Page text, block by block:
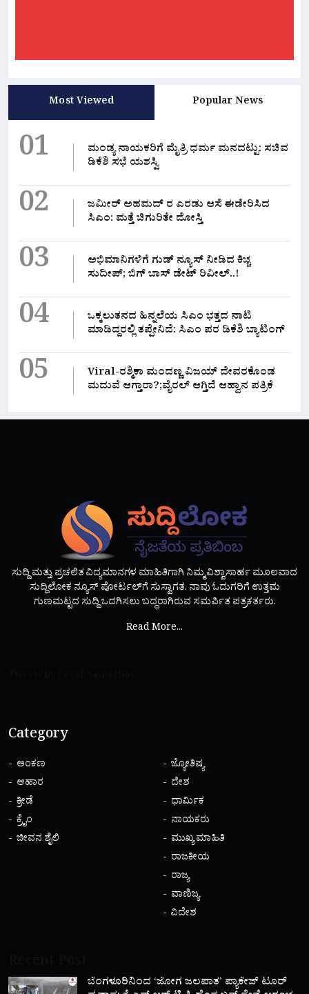
Most Viewed Popular News
01
ಮಂಡ್ಯ ನಾಯಕರಿಗೆ ಮೈತ್ರಿ ಧರ್ಮ ಮನದಟ್ಟು: ಸಚಿವ
ಡಿಕೆಶಿ ಸಭೆ ಯಶಸ್ವಿ
02
ಜಮೀರ್ ಅಹಮದ್ ರ ಎರಡು ಆಸೆ ಈಡೇರಿಸಿದ
ಸಿಎಂ: ಮತ್ತೆ ಚಿಗುರಿತೇ ದೋಸ್ತಿ
03
ಅಭಿಮಾನಿಗಳಿಗೆ ಗುಡ್ ನ್ಯೂಸ್ ನೀಡಿದ ಕಿಚ್ಚ
ಸುದೀಪ್; ಬಿಗ್ ಬಾಸ್ ಡೇಟ್ ರಿವೀಲ್..!
04
ಒಕ್ಕಲುತನದ ಹಿನ್ನಲೆಯ ಸಿಎಂ ಭತ್ತದ ನಾಟಿ
ಮಾಡಿದ್ದರಲ್ಲಿ‌ ತಪ್ಪೇನಿದೆ: ಸಿಎಂ ಪರ ಡಿಕೆಶಿ ಬ್ಯಾಟಿಂಗ್
05
Viral-ರಶ್ಮಿಕಾ ಮಂದಣ್ಣ ವಿಜಯ್ ದೇವರಕೊಂಡ
ಮದುವೆ ಆಗ್ತಾರಾ?;ವೈರಲ್ ಆಗ್ತಿದೆ ಆಹ್ವಾನ ಪತ್ರಿಕೆ
ಸುದ್ದಿ ಮತ್ತು ಪ್ರಚಲಿತ ವಿದ್ಯಮಾನಗಳ ಮಾಹಿತಿಗಾಗಿ ನಿಮ್ಮ ವಿಶ್ವಾಸಾರ್ಹ ಮೂಲವಾದ
ಸುದ್ದಿಲೋಕ ನ್ಯೂಸ್ ಪೋರ್ಟಲ್‌ಗೆ ಸುಸ್ವಾಗತ. ನಾವು ಓದುಗರಿಗೆ ಉತ್ತಮ
ಗುಣಮಟ್ಟದ ಸುದ್ದಿ ಒದಗಿಸಲು ಬದ್ಧರಾಗಿರುವ ಸಮರ್ಪಿತ ಪತ್ರಕರ್ತರು.
Read More...
Category
ಅಂಕಣ
ಆಹಾರ
ಕ್ರೀಡೆ
ಕ್ರೈಂ
ಜೀವನ ಶೈಲಿ
ಜ್ಯೋತಿಷ್ಯ
ದೇಶ
ಧಾರ್ಮಿಕ
ನಾಯಕರು
ಮುಖ್ಯ ಮಾಹಿತಿ
ರಾಜಕೀಯ
ರಾಜ್ಯ
ವಾಣಿಜ್ಯ
ವಿದೇಶ
ಬೆಂಗಳೂರಿನಿಂದ ‘ಜೋಗ ಜಲಪಾತ’ ಪ್ಯಾಕೇಜ್ ಟೂರ್